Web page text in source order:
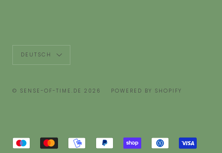
Sprache
DEUTSCH
© SENSE-OF-TIME.DE 2026 POWERED BY SHOPIFY